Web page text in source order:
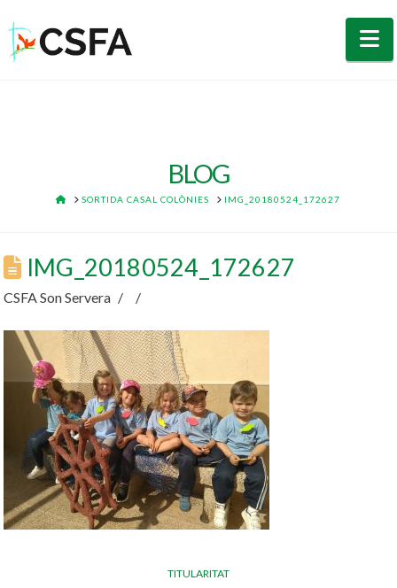
BLOG
HOMESORTIDA CASAL COLÒNIES IMG_20180524_172627
IMG_20180524_172627
CSFA Son Servera
TITULARITAT